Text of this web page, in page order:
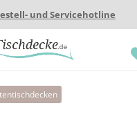
und Servicehotline